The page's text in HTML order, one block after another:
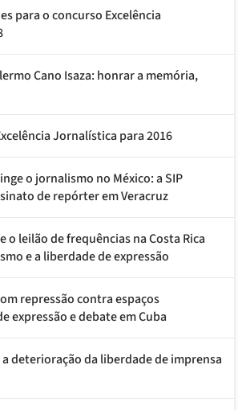
para o concurso Excelência
Cano Isaza: honrar a memória,
Jornalística para 2016
o jornalismo no México: a SIP
de repórter em Veracruz
o leilão de frequências na Costa Rica
e a liberdade de expressão
repressão contra espaços
expressão e debate em Cuba
a deterioração da liberdade de imprensa